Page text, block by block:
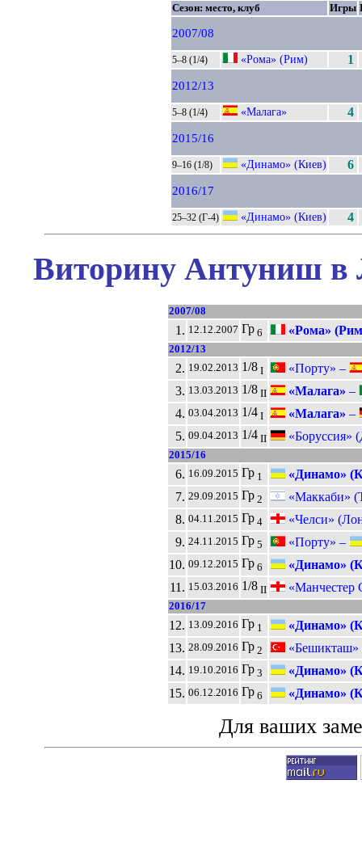
Сезон: место, клуб Игры
2007/08
5–8 (1/4) «Рома» (Рим) 1
2012/13
5–8 (1/4) «Малага» 4
2015/16
9–16 (1/8) «Динамо» (Киев) 6
2016/17
25–32 (Г-4) «Динамо» (Киев) 4
Виторину Антуниш в
2007/08
1. 12.12.2007 Гр6 «Рома»
2012/13
2. 19.02.2013 1/8I
«Порту» –
3. 13.03.2013 1/8II «Малага» –
4. 03.04.2013 1/4I «Малага» –
5. 09.04.2013 1/4II «Боруссия»
2015/16
6. 16.09.2015 Гр1
«Динамо»
7. 29.09.2015 Гр2
«Маккаби»
8. 04.11.2015 Гр4
«Челси»
9. 24.11.2015 Гр5
«Порту» –
10. 09.12.2015 Гр6
«Динамо»
11. 15.03.2016 1/8II «Манчестер
2016/17
12. 13.09.2016 Гр1
«Динамо»
13. 28.09.2016 Гр2
«Бешикташ»
14. 19.10.2016 Гр3
«Динамо»
15. 06.12.2016 Гр6 «Динамо»
Для ваших